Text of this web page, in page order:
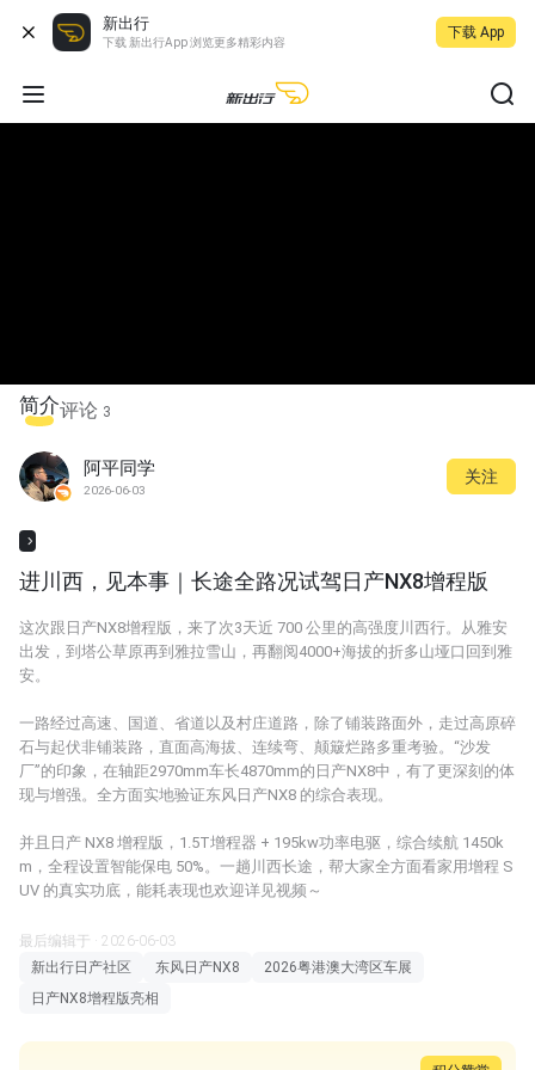
新出行
下载 新出行App 浏览更多精彩内容
下载 App
简介评论 3
阿平同学
2026-06-03
关注
进川西，见本事｜长途全路况试驾日产NX8增程版
这次跟日产NX8增程版，来了次3天近 700 公里的高强度川西行。从雅安
出发，到塔公草原再到雅拉雪山，再翻阅4000+海拔的折多山垭口回到雅
安。
一路经过高速、国道、省道以及村庄道路，除了铺装路面外，走过高原碎
石与起伏非铺装路，直面高海拔、连续弯、颠簸烂路多重考验。“沙发
厂”的印象，在轴距2970mm车长4870mm的日产NX8中，有了更深刻的体
现与增强。全方面实地验证东风日产NX8 的综合表现。
并且日产 NX8 增程版，1.5T增程器 + 195kw功率电驱，综合续航 1450k
m，全程设置智能保电 50%。一趟川西长途，帮大家全方面看家用增程 S
UV 的真实功底，能耗表现也欢迎详见视频～
最后编辑于 · 2026-06-03
新出行日产社区
东风日产NX8
2026粤港澳大湾区车展
日产NX8增程版亮相